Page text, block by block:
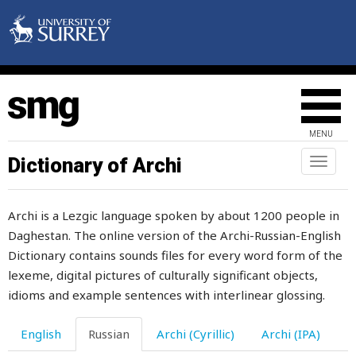
MENU
Toggle
Dictionary of Archi
Archi is a Lezgic language spoken by about 1200 people in
Daghestan. The online version of the Archi-Russian-English
Dictionary contains sounds files for every word form of the
lexeme, digital pictures of culturally significant objects,
idioms and example sentences with interlinear glossing.
English Russian Archi (Cyrillic) Archi (IPA)
успокоиться
утверждать
утихать
утка
утомиться
утомлять
утомляться